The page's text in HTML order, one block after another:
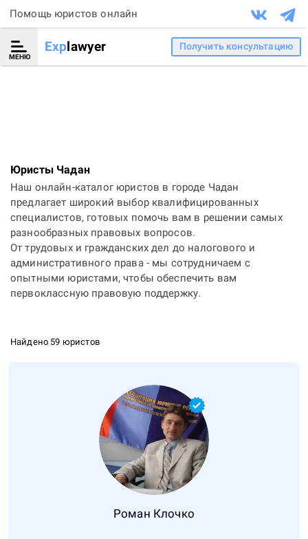
Помощь юристов онлайн
МЕНЮ
Explawyer Получить консультацию
Юристы Чадан
Наш онлайн-каталог юристов в городе Чадан
предлагает широкий выбор квалифицированных
специалистов, готовых помочь вам в решении самых
разнообразных правовых вопросов.
От трудовых и гражданских дел до налогового и
административного права - мы сотрудничаем с
опытными юристами, чтобы обеспечить вам
первоклассную правовую поддержку.
Найдено 59 юристов
Роман Клочко